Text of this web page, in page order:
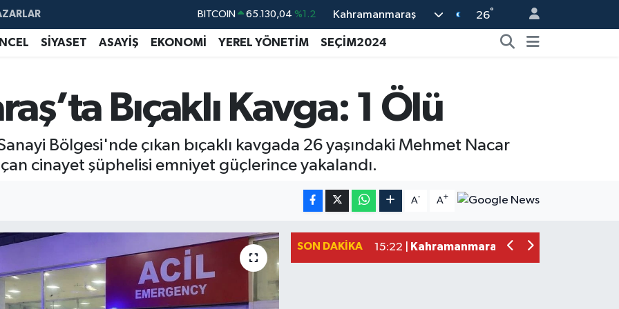
BITCOIN 65.130,04 %1.2
DOLAR 47,7106 %0.17
GRAM ALTIN 6648.99 %2.59
BİST100 13.773 %-19
Kahramanmaraş 26°
SİYASET ASAYİŞ EKONOMİ YEREL YÖNETİM SEÇİM2024
Bıçaklı Kavga: 1 Ölü
Bölgesi'nde çıkan bıçaklı kavgada 26 yaşındaki Mehmet Nacar
cinayet şüphelisi emniyet güçlerince yakalandı.
A- A+
SON DAKIKA
22:09 |
20:14 |
Kahramanmaraş'ta Pusula Maraş
20:05 |
Kahramanmaraş'ta Tarım İçin Su
15:22 |
Kahramanmaraş'ta Şüpheli Ölüm!
15:10 |Kahramanmaraş'ta Korku Dolu